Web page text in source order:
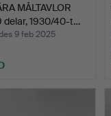
MÅLTAVLOR
delar, 1930/40-t…
9 feb 2025